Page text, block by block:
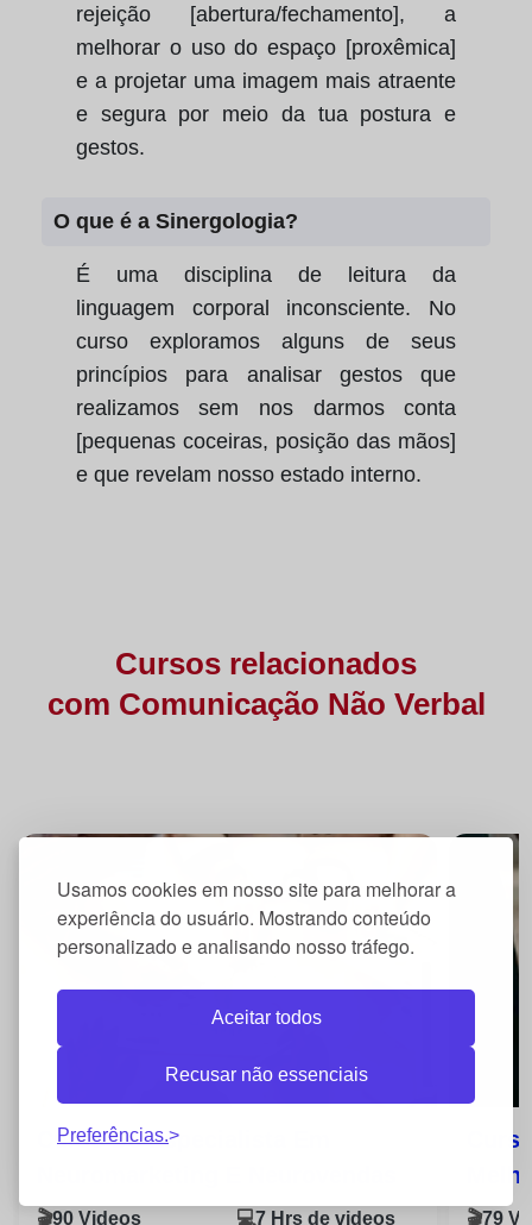
Usamos cookies em nosso site para melhorar a
experiência do usuário. Mostrando conteúdo
personalizado e analisando nosso tráfego.
Aceitar todos
Recusar não essenciais
Preferências.
rejeição [abertura/fechamento], a
melhorar o uso do espaço [proxêmica]
e a projetar uma imagem mais atraente
e segura por meio da tua postura e
gestos.
O que é a Sinergologia?
É uma disciplina de leitura da
linguagem corporal inconsciente. No
curso exploramos alguns de seus
princípios para analisar gestos que
realizamos sem nos darmos conta
[pequenas coceiras, posição das mãos]
e que revelam nosso estado interno.
Cursos relacionados
com Comunicação Não Verbal
Curso De Especialista Em
🎬90 Videos 💻7 Hrs de videos 🎬79